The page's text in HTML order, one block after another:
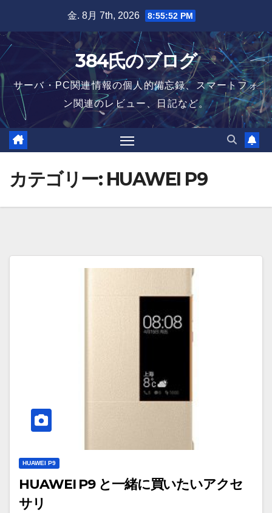
content
金. 8月 7th, 2026 8:55:52 PM
384氏のブログ
サーバ・PC関連情報の個人的備忘録、スマートフォ
ン関連のレビュー、日記など。
カテゴリー: HUAWEI P9
HUAWEI P9
HUAWEI P9 と一緒に買いたいアクセ
サリ